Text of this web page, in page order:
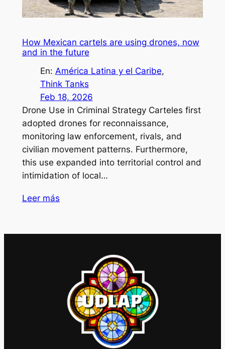
How Mexican cartels are using drones, now
and in the future
En: América Latina y el Caribe
Think Tanks
Feb 18, 2026
Drone Use in Criminal Strategy Carteles first
adopted drones for reconnaissance,
monitoring law enforcement, rivals, and
civilian movement patterns. Furthermore,
this use expanded into territorial control and
intimidation of local…
Leer más